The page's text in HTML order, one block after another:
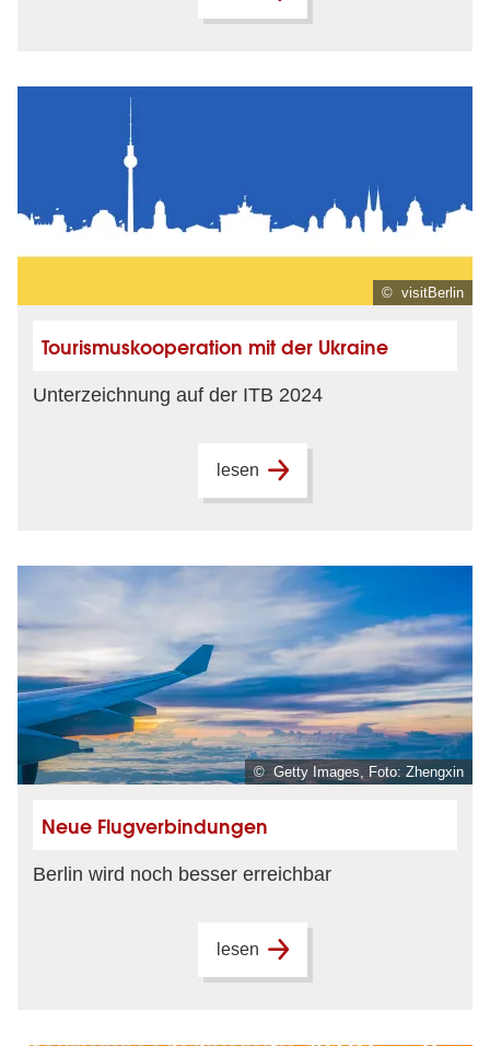
© visitBerlin
Tourismuskooperation mit der Ukraine
Unterzeichnung auf der ITB 2024
lesen
© Getty Images, Foto: Zhengxin
Neue Flugverbindungen
Berlin wird noch besser erreichbar
lesen